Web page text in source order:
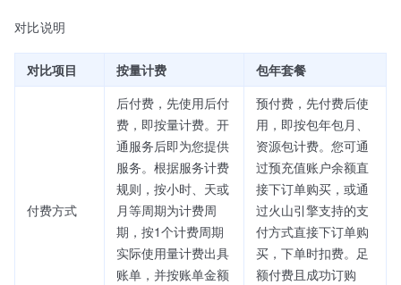
对比说明
对比项目 按量计费 包年套餐
付费方式
后付费，先使用后付
费，即按量计费。开
通服务后即为您提供
服务。根据服务计费
规则，按小时、天或
月等周期为计费周
期，按1个计费周期
实际使用量计费出具
账单，并按账单金额
预付费，先付费后使
用，即按包年包月、
资源包计费。您可通
过预充值账户余额直
接下订单购买，或通
过火山引擎支持的支
付方式直接下订单购
买，下单时扣费。足
额付费且成功订购